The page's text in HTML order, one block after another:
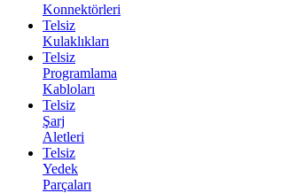
Konnektörleri
Telsiz
Kulaklıkları
Telsiz
Programlama
Kabloları
Telsiz
Şarj
Aletleri
Telsiz
Yedek
Parçaları